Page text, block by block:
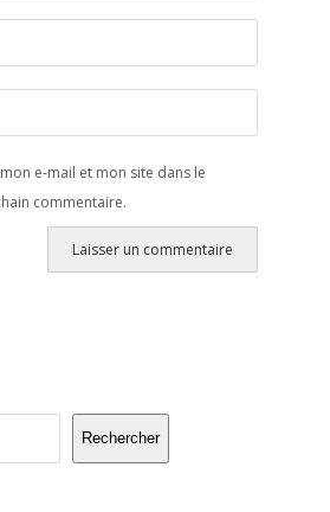
e-mail et mon site dans le
commentaire.
Rechercher